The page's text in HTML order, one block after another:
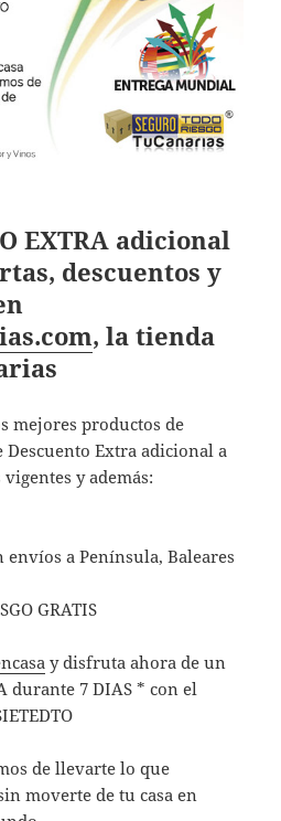
EXTRA adicional
descuentos y
, la tienda
mejores productos de
Descuento Extra adicional a
y además:
envíos a Península, Baleares
GRATIS
y disfruta ahora de un
durante 7 DIAS * con el
de llevarte lo que
moverte de tu casa en